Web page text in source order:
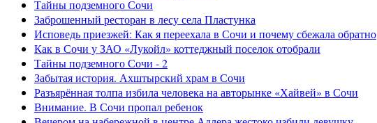
Тайны подземного Сочи
Заброшенный ресторан в лесу села Пластунка
Исповедь приезжей: Как я переехала в Сочи и почему сбежала обратно
Как в Сочи у ЗАО «Лукойл» коттеджный поселок отобрали
Тайны подземного Сочи - 2
Забытая история. Ахштырский храм в Сочи
Разъярённая толпа избила человека на авторынке «Хайвей» в Сочи
Внимание. В Сочи пропал ребенок